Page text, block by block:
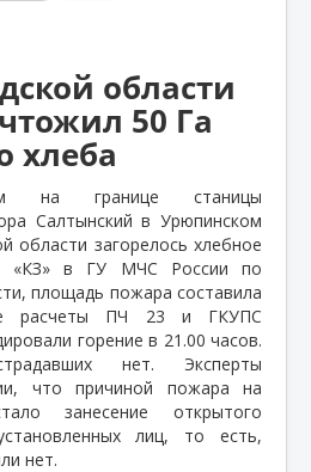
области
50 Га
хлеба
на границе станицы
Салтынский в Урюпинском
области загорелось хлебное
«КЗ» в ГУ МЧС России по
площадь пожара составила
расчеты ПЧ 23 и ГКУПС
горение в 21.00 часов.
нет. Эксперты
что причиной пожара на
занесение открытого
лиц, то есть,
нет.